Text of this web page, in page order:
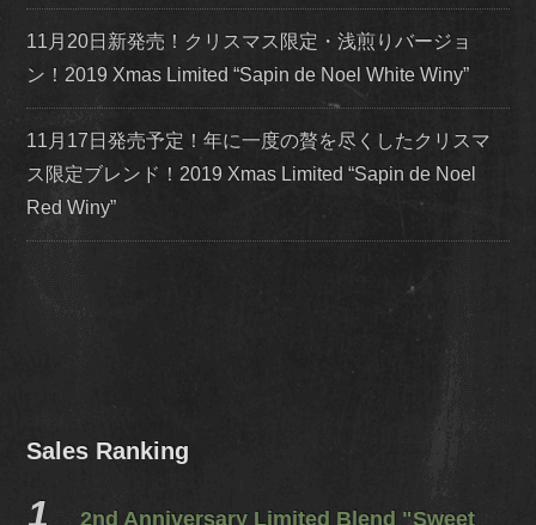
11月20日新発売！クリスマス限定・浅煎りバージョ
ン！2019 Xmas Limited “Sapin de Noel White Winy”
11月17日発売予定！年に一度の贅を尽くしたクリスマ
ス限定ブレンド！2019 Xmas Limited “Sapin de Noel
Red Winy”
Sales Ranking
2nd Anniversary Limited Blend "Sweet